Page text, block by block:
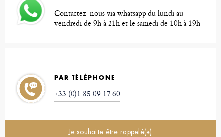
Contactez-nous via whatsapp du lundi au
vendredi de 9h à 21h et le samedi de 10h à 19h
PAR TÉLÉPHONE
+33 (0)1 85 09 17 60
Je souhaite être rappelé(e)